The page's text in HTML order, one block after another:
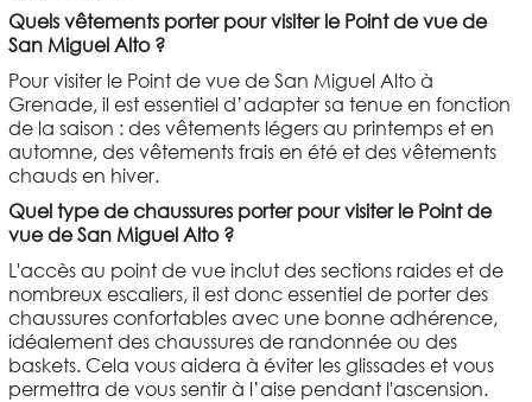
Quels vêtements porter pour visiter le Point de vue de
San Miguel Alto ?
Pour visiter le Point de vue de San Miguel Alto à
Grenade, il est essentiel d’adapter sa tenue en fonction
de la saison : des vêtements légers au printemps et en
automne, des vêtements frais en été et des vêtements
chauds en hiver.
Quel type de chaussures porter pour visiter le Point de
vue de San Miguel Alto ?
L'accès au point de vue inclut des sections raides et de
nombreux escaliers, il est donc essentiel de porter des
chaussures confortables avec une bonne adhérence,
idéalement des chaussures de randonnée ou des
baskets. Cela vous aidera à éviter les glissades et vous
permettra de vous sentir à l’aise pendant l'ascension.